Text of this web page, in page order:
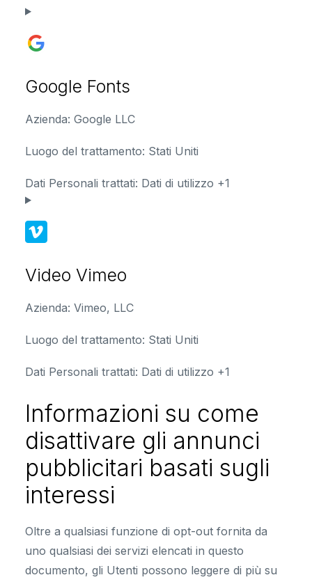
Google Fonts
Azienda: Google LLC
Luogo del trattamento: Stati Uniti
Dati Personali trattati: Dati di utilizzo +1
Video Vimeo
Azienda: Vimeo, LLC
Luogo del trattamento: Stati Uniti
Dati Personali trattati: Dati di utilizzo +1
Informazioni su come
disattivare gli annunci
pubblicitari basati sugli
interessi
Oltre a qualsiasi funzione di opt-out fornita da
uno qualsiasi dei servizi elencati in questo
documento, gli Utenti possono leggere di più su